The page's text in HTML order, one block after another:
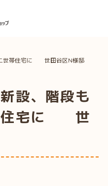
二世帯住宅に 世田谷区N様邸
設、階段も
住宅に 世